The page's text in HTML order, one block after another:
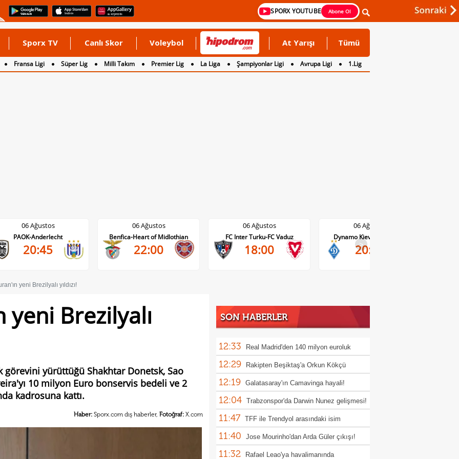
SPORX YOUTUBE Abone Ol
Sporx TV Canlı Skor Voleybol At Yarışı Tümü
Fransa Ligi Süper Lig Milli Takım Premier Lig La Liga Şampiyonlar Ligi Avrupa Ligi
1.Lig
Benfica-Heart of Midlothian
22:00
FC Inter Turku-FC Vaduz
18:00
Dynamo Kiev-Qarabag FK
20:00 >
yeni Brezilyalı yıldızı!
yeni Brezilyalı
görevini yürüttüğü Shakhtar Donetsk, Sao
10 milyon Euro bonservis bedeli ve 2
kadrosuna kattı.
Haber: Sporx.com dış haberler, Fotoğraf: X.com
SON HABERLER
12:33 Real Madrid'den 140 milyon euroluk
transfer; Yan Diamonde
12:29 Rakipten Beşiktaş'a Orkun Kökçü
vurgusu!
12:19 Galatasaray'ın Camavinga hayali!
12:04 Trabzonspor'da Darwin Nunez gelişmesi!
11:47 TFF ile Trendyol arasındaki isim
sponsorluğu sözleşmesi uzatıldı
11:40 Jose Mourinho'dan Arda Güler çıkışı!
11:32 Rafael Leao'ya havalimanında